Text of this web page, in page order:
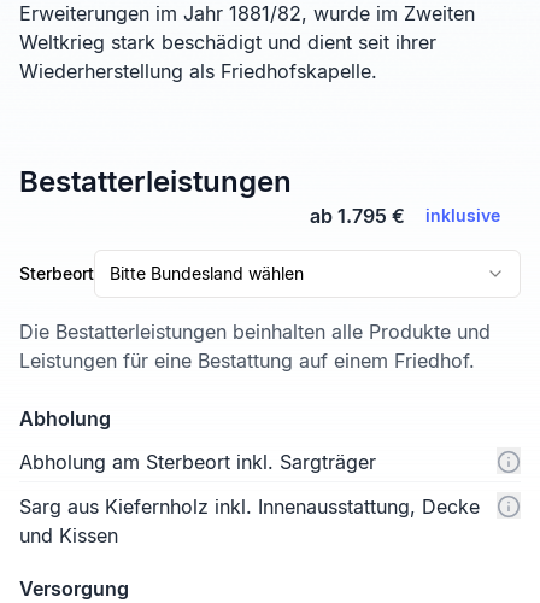
Erweiterungen im Jahr 1881/82, wurde im Zweiten
Weltkrieg stark beschädigt und dient seit ihrer
Wiederherstellung als Friedhofskapelle.
Bestatterleistungen
ab 1.795 € inklusive
Sterbeort Bitte Bundesland wählen
Die Bestatterleistungen beinhalten alle Produkte und
Leistungen für eine Bestattung auf einem Friedhof.
Abholung
Abholung am Sterbeort inkl. Sargträger
Sarg aus Kiefernholz inkl. Innenausstattung, Decke
und Kissen
Versorgung